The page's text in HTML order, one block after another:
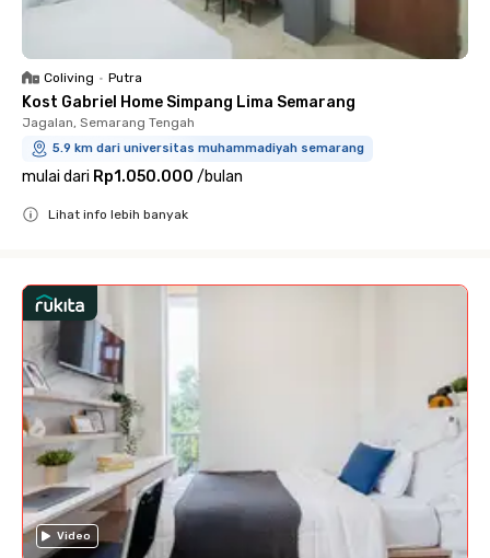
Coliving • Putra
Kost Gabriel Home Simpang Lima Semarang
Jagalan, Semarang Tengah
5.9 km dari universitas muhammadiyah semarang
mulai dari Rp1.050.000 /bulan
Lihat info lebih banyak
Video